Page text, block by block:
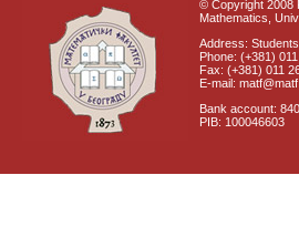
© Copyright 2008
Mathematics,
Address:
Phone: (+381)
Fax: (+381) 011
E-mail:
Bank account:
PIB: 100046603